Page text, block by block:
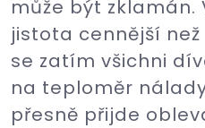
může být zklamán.
jistota cennější než
se zatím všichni
na teploměr
přesně přijde